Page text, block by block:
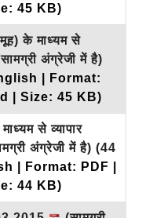
45 KB)
के माध्यम से
अंग्रेजी में है)
| Format:
| Size: 45 KB)
से व्यापार
अंग्रेजी में है) (44
| Format: PDF |
44 KB)